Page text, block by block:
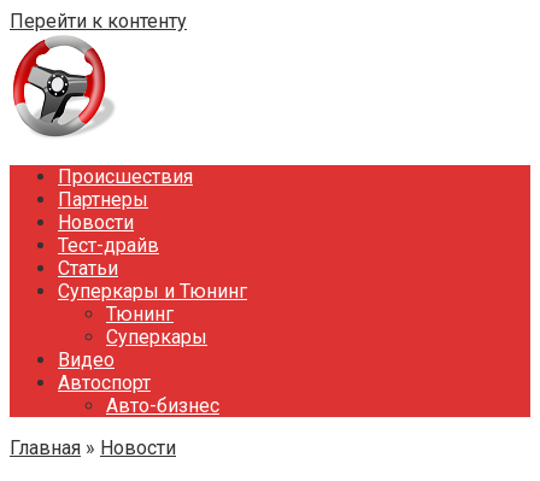
Перейти к контенту
Происшествия
Партнеры
Новости
Тест-драйв
Статьи
Суперкары и Тюнинг
Тюнинг
Суперкары
Видео
Автоспорт
Авто-бизнес
Главная » Новости